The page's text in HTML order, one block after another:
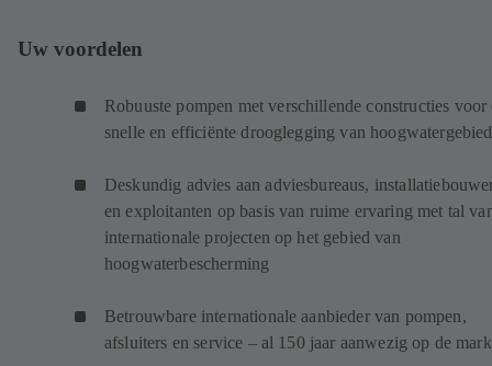
Uw voordelen
Robuuste pompen met verschillende constructies voor
snelle en efficiënte drooglegging van
Deskundig advies aan adviesbureaus,
en exploitanten op basis van ruime ervaring met tal
internationale projecten op het gebied van
hoogwaterbescherming
Betrouwbare internationale aanbieder van pompen,
afsluiters en service – al 150 jaar aanwezig op de